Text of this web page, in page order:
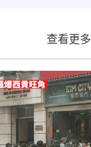
查看更多